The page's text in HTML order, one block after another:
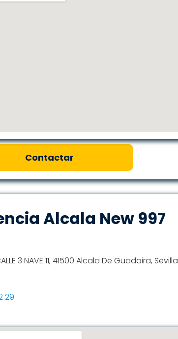
Contactar
Alcala New 997
3 NAVE 11, 41500 Alcala De Guadaira, Sevilla
29